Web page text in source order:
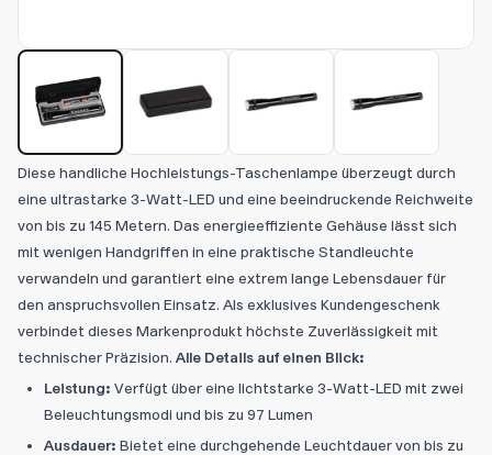
Diese handliche Hochleistungs-Taschenlampe überzeugt durch
eine ultrastarke 3-Watt-LED und eine beeindruckende Reichweite
von bis zu 145 Metern. Das energieeffiziente Gehäuse lässt sich
mit wenigen Handgriffen in eine praktische Standleuchte
verwandeln und garantiert eine extrem lange Lebensdauer für
den anspruchsvollen Einsatz. Als exklusives Kundengeschenk
verbindet dieses Markenprodukt höchste Zuverlässigkeit mit
technischer Präzision. Alle Details auf einen Blick:
Leistung: Verfügt über eine lichtstarke 3-Watt-LED mit zwei
Beleuchtungsmodi und bis zu 97 Lumen
Ausdauer: Bietet eine durchgehende Leuchtdauer von bis zu